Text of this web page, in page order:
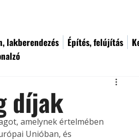
lakberendezés Építés, felújítás
díjak
amelynek értelmében
Unióban, és